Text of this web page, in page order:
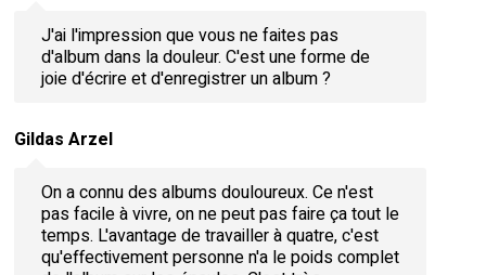
J'ai l'impression que vous ne faites pas
d'album dans la douleur. C'est une forme de
joie d'écrire et d'enregistrer un album ?
Gildas Arzel
On a connu des albums douloureux. Ce n'est
pas facile à vivre, on ne peut pas faire ça tout le
temps. L'avantage de travailler à quatre, c'est
qu'effectivement personne n'a le poids complet